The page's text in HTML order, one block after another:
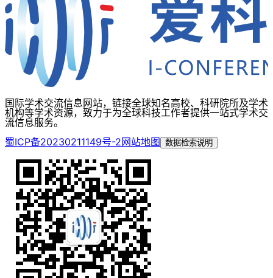
国际学术交流信息网站，链接全球知名高校、科研院所及学术
机构等学术资源，致力于为全球科技工作者提供一站式学术交
流信息服务。
蜀ICP备20230211149号-2网站地图 数据检索说明